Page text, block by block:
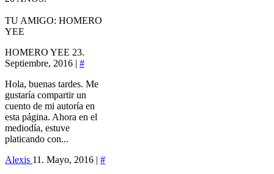
TU AMIGO: HOMERO
YEE
HOMERO YEE 23.
Septiembre, 2016 | #
Hola, buenas tardes. Me
gustaría compartir un
cuento de mi autoría en
esta página. Ahora en el
mediodía, estuve
platicando con...
Alexis 11. Mayo, 2016 | #